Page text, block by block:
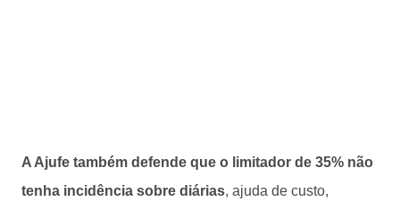
A Ajufe também defende que o limitador de 35% não
tenha incidência sobre diárias, ajuda de custo,